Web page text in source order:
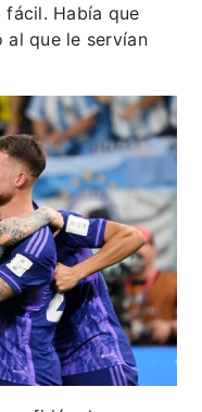
Había que
al que le servían